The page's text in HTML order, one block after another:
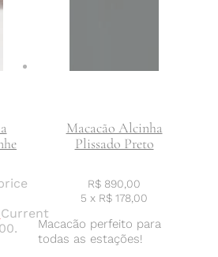
Current
Macacão Alcinha
Plissado Preto
R$ 890,00
5 x R$ 178,00
Macacão perfeito para
todas as estações!